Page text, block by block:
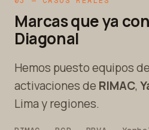
Marcas que ya
Diagonal
Hemos puesto equipos
activaciones de RIMAC,
Lima y regiones.